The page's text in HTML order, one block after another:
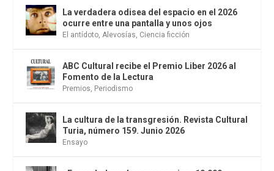
La verdadera odisea del espacio en el 2026
ocurre entre una pantalla y unos ojos
El antídoto Alevosías Ciencia ficción
ABC Cultural recibe el Premio Liber 2026 al
Fomento de la Lectura
Premios Periodismo
La cultura de la transgresión. Revista Cultural
Turia, número 159. Junio 2026
Ensayo